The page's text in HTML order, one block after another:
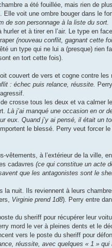
a été fouillée, mais rien de
voit une ombre bouger dans le
de son personnage à la liste du sort.
et à tirer en l’air. Le type en
(nouveau conflit, gagnant cette
un type qui ne lui a (presque)
en tort cette fois).
couvert de vers et cogne contre les
: échec puis relance, réussite.
crosse tous les deux et va calmer
Là j’ai manqué une occasion en or
eux. Quand j’y ai pensé, il était un
le blessé. Perry veut forcer
vêtements, à l’extérieur de la ville,
cadavres (ce qui constitue un acte
que les antagonistes sont le
la nuit. Ils reviennent à leurs
Virginie prend 1d8). Perry entre
du sheriff pour récupérer leur
mord le ver à pleines dents et le
vers le poste du sheriff pour
réussite, avec quelques « 1 »